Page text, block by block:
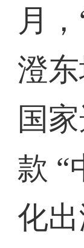
月
澄
国
款 “
化出